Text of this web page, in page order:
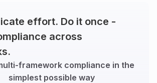
effort. Do it once -
across
framework compliance in the
simplest possible way